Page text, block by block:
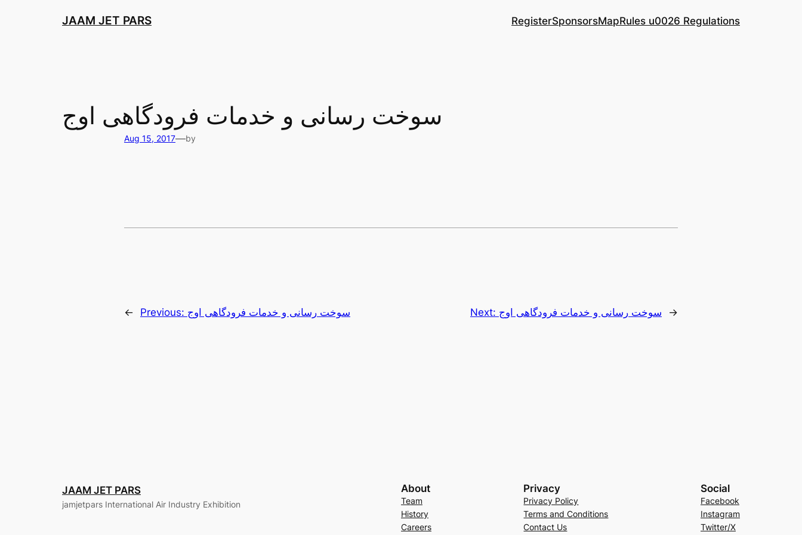
JAAM JET PARS RegisterSponsorsMapRules u0026 Regulations
سوخت رسانی و خدمات فرودگاهی اوج
Aug 15, 2017—by
← Previous: سوخت رسانی و خدمات فرودگاهی اوج Next: سوخت رسانی و خدمات فرودگاهی اوج →
JAAM JET PARS
jamjetpars International Air Industry Exhibition
About
Team
History
Careers
Privacy
Privacy Policy
Terms and Conditions
Contact Us
Social
Facebook
Instagram
Twitter/X